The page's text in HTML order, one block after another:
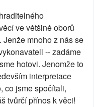
ve většině oborů
mnoho z nás se
-- zadáme
hotovi. Jenomže to
interpretace
co jsme spočítali,
tvůrčí přínos k věci!